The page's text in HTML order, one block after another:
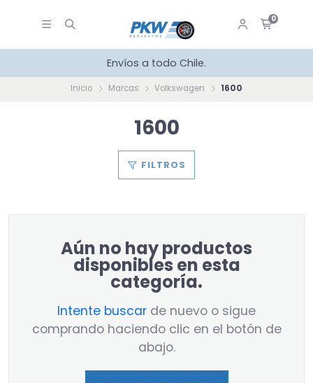
0
Envíos a todo Chile.
Inicio Marcas Volkswagen 1600
1600
FILTROS
Aún no hay productos
disponibles en esta
categoría.
Intente buscar de nuevo o sigue
comprando haciendo clic en el botón de
abajo.